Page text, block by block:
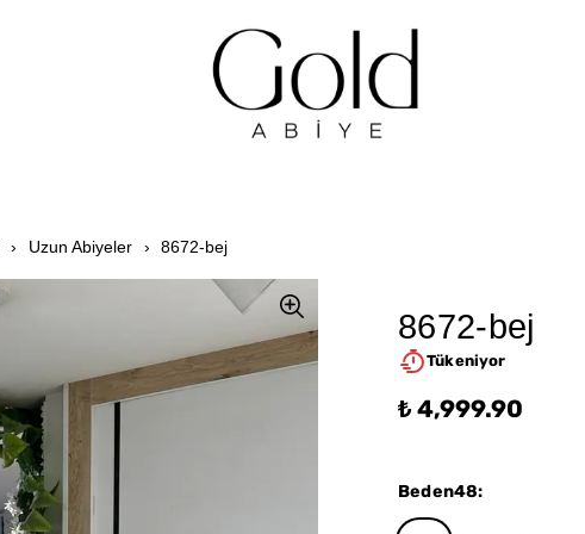
Uzun Abiyeler 8672-bej
8672-bej
Tükeniyor
₺ 4,999.90
Beden48: